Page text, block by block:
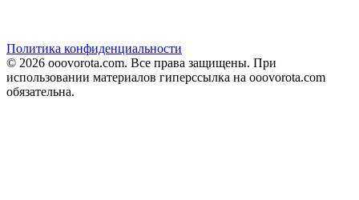
Политика конфиденциальности
© 2026 ooovorota.com. Все права защищены. При
использовании материалов гиперссылка на ooovorota.com
обязательна.